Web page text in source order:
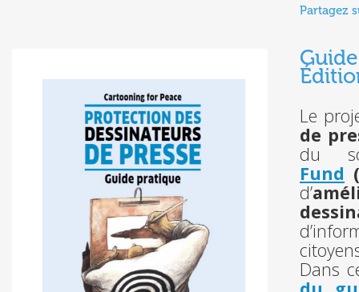
Partagez
Le
de
du
Fund
d’
Dans